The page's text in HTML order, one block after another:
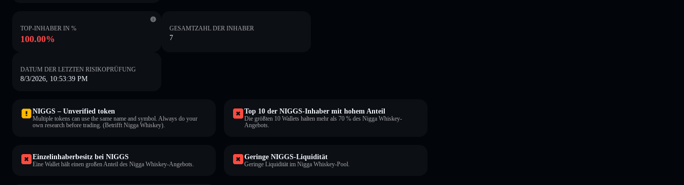
TOP-INHABER IN %
100.00%
GESAMTZAHL DER INHABER
7
DATUM DER LETZTEN RISIKOPRÜFUNG
8/3/2026, 10:53:39 PM
NIGGS – Unverified token
Multiple tokens can use the same name and symbol. Always do your
own research before trading. (Betrifft Nigga Whiskey).
Top 10 der NIGGS-Inhaber mit hohem Anteil
Die größten 10 Wallets halten mehr als 70 % des Nigga Whiskey-
Angebots.
Einzelinhaberbesitz bei NIGGS
Eine Wallet hält einen großen Anteil des Nigga Whiskey-Angebots.
Geringe NIGGS-Liquidität
Geringe Liquidität im Nigga Whiskey-Pool.